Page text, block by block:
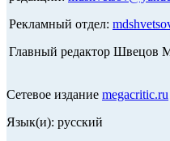
Рекламный отдел:
Главный редактор Швецов
Сетевое издание megacritic.ru
Язык(и): русский